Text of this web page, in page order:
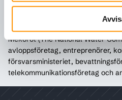
vägledning ger kunderna
installation av rören på plats och
Plassim. Företagets kunder
Mekorot (The National Water
avloppsföretag, entreprenörer,
försvarsministeriet,
telekommunikationsföretag och